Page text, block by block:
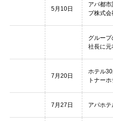
5月10日
アパ都
プ株式
グルー
社長に元
7月20日
ホテル
トナーホ
7月27日 アパホテ